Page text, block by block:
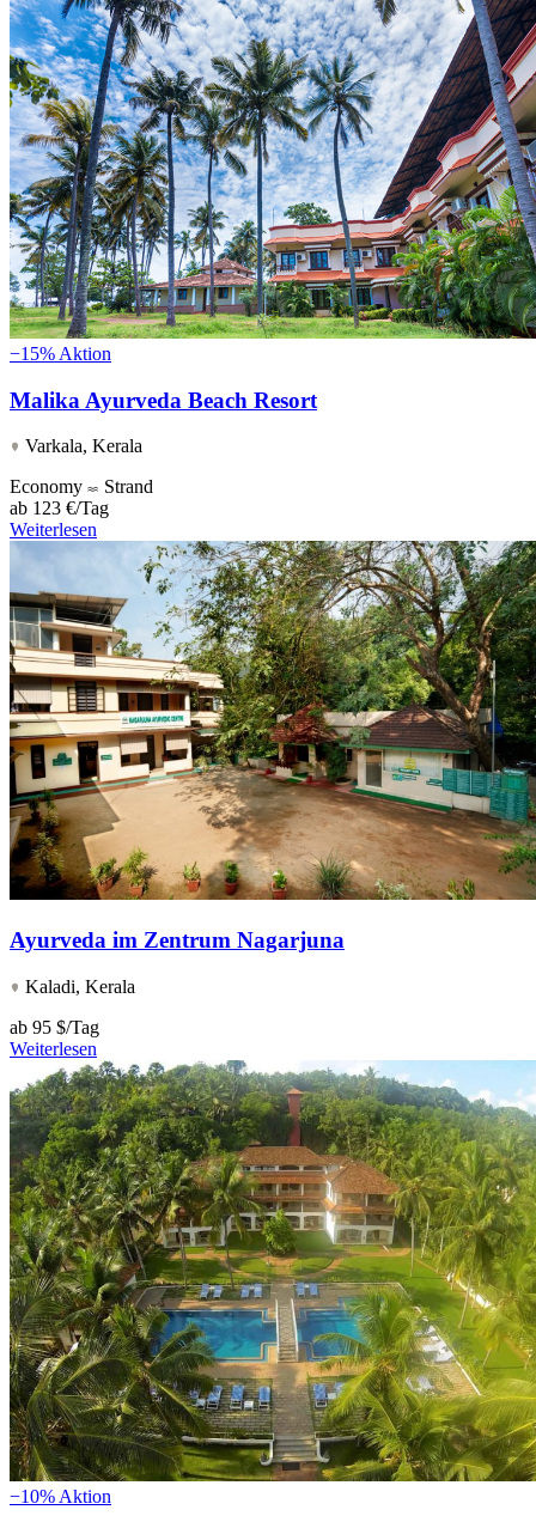
−15% Aktion
Malika Ayurveda Beach Resort
Varkala, Kerala
Economy
Strand
ab 123 €/Tag
Weiterlesen
Ayurveda im Zentrum Nagarjuna
Kaladi, Kerala
ab 95 $/Tag
Weiterlesen
−10% Aktion